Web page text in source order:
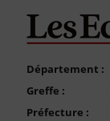
FAQ
Nous Contacter
Compte PRO
Département :
Greffe :
Préfecture :